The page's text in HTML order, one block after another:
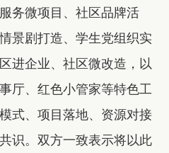
务微项目、社区品牌活
景剧打造、学生党组织实
进企业、社区微改造，以
厅、红色小管家等特色工
式、项目落地、资源对接
识。双方一致表示将以此